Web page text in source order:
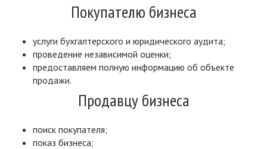
Покупателю бизнеса
услуги бухгалтерского и юридического аудита;
проведение независимой оценки;
предоставляем полную информацию об объекте
продажи.
Продавцу бизнеса
поиск покупателя;
показ бизнеса;